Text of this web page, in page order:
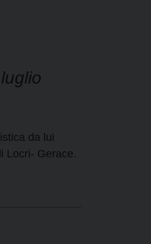
da lui
Locri- Gerace.